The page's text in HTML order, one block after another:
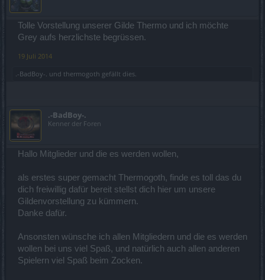
Tolle Vorstellung unserer Gilde Thermo und ich möchte
Grey aufs herzlichste begrüssen.
19 Juli 2014
.-BadBoy-. und thermogoth gefällt dies.
.-BadBoy-.
Kenner der Foren
Hallo Mitglieder und die es werden wollen,
als erstes super gemacht Thermogoth, finde es toll das du
dich freiwillig dafür bereit stellst dich hier um unsere
Gildenvorstellung zu kümmern.
Danke dafür.
Ansonsten wünsche ich allen Mitgliedern und die es werden
wollen bei uns viel Spaß, und natürlich auch allen anderen
Spielern viel Spaß beim Zocken.